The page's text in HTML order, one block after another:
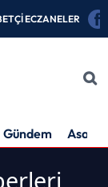
ECZANELER
Gündem Asayiş